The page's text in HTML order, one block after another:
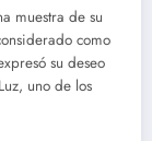
muestra de su
como
su deseo
uno de los